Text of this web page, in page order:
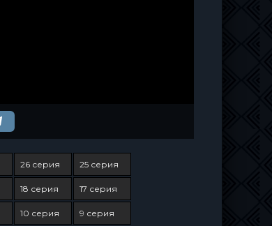
26 серия 25 серия
18 серия 17 серия
10 серия 9 серия